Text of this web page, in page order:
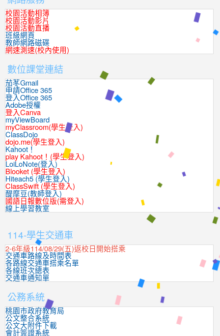
校園活動相簿
校園活動影片
校園活動直播
班級網頁
教師網路磁碟
網速測速(校內使用)
數位課堂連結
茄苳Gmail
申請Office 365
登入Office 365
Adobe授權
登入Canva
myViewBoard
myClassroom(學生登入)
ClassDojo
dojo.me(學生登入)
Kahoot！
play Kahoot！(學生登入)
LoiLoNote(登入)
Blooket (學生登入)
Hiteach5 (學生登入)
ClassSwift (學生登入)
醍摩豆(教師登入)
國語日報數位版(需登入)
線上學習教室
114-學生交通車
2-6年級114/08/29(五)返校日開始搭乘
交通車路線及時間表
各路線交通車搭乘名單
各線班次總表
交通車通知單
公務系統
桃園市政府教育局
公文整合系統
公文大附件下載
會計簽證系統